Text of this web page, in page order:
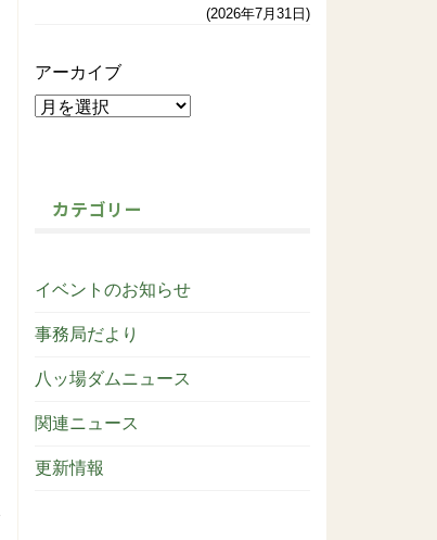
2026年7月31日
アーカイブ
カテゴリー
イベントのお知らせ
事務局だより
八ッ場ダムニュース
関連ニュース
更新情報